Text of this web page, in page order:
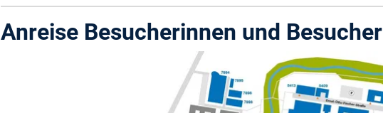
Anreise Besucherinnen und Besucher